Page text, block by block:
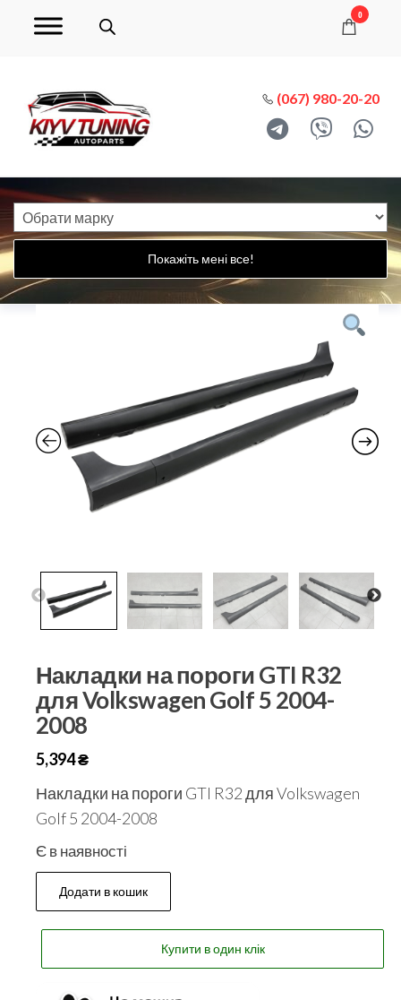
0
(067) 980-20-20
Покажіть мені все!
Накладки на пороги GTI R32
для Volkswagen Golf 5 2004-
2008
5,394₴
Накладки на пороги GTI R32 для Volkswagen
Golf 5 2004-2008
Є в наявності
Додати в кошик
Купити в один клік